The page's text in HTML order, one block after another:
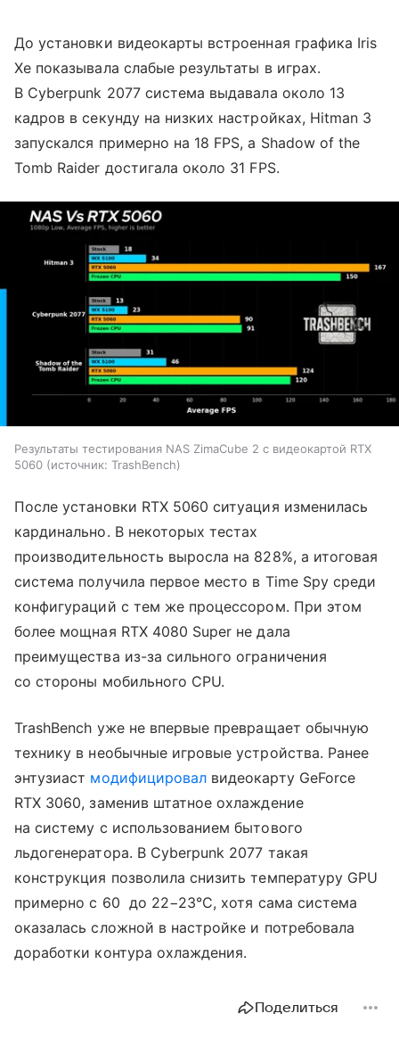
До установки видеокарты встроенная графика Iris
Xe показывала слабые результаты в играх.
В Cyberpunk 2077 система выдавала около 13
кадров в секунду на низких настройках, Hitman 3
запускался примерно на 18 FPS, а Shadow of the
Tomb Raider достигала около 31 FPS.
Результаты тестирования NAS ZimaCube 2 с видеокартой RTX
5060
источник: TrashBench
После установки RTX 5060 ситуация изменилась
кардинально. В некоторых тестах
производительность выросла на 828%, а итоговая
система получила первое место в Time Spy среди
конфигураций с тем же процессором. При этом
более мощная RTX 4080 Super не дала
преимущества из-за сильного ограничения
со стороны мобильного CPU.
TrashBench уже не впервые превращает обычную
технику в необычные игровые устройства. Ранее
энтузиаст модифицировал видеокарту GeForce
RTX 3060, заменив штатное охлаждение
на систему с использованием бытового
льдогенератора. В Cyberpunk 2077 такая
конструкция позволила снизить температуру GPU
примерно с 60 до 22−23°C, хотя сама система
оказалась сложной в настройке и потребовала
доработки контура охлаждения.
Поделиться